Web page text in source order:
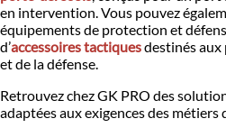
en intervention. Vous pouvez
équipements de protection et
d’accessoires tactiquesdestinés aux
et de la défense.
Retrouvez chez GK PRO des
adaptées aux exigences des métiers